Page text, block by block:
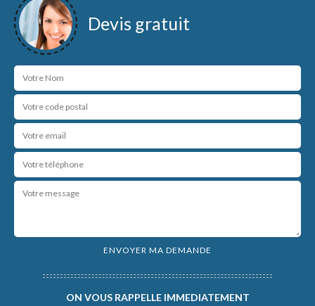
Devis gratuit
ON VOUS RAPPELLE IMMEDIATEMENT